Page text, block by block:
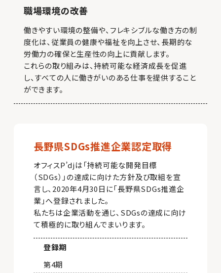
職場環境の改善
働きやすい環境の整備や、フレキシブルな働き方の制
度化は、従業員の健康や福祉を向上させ、長期的な
労働力の確保と生産性の向上に貢献します。
これらの取り組みは、持続可能な経済成長を促進
し、すべての人に働きがいのある仕事を提供すること
ができます。
長野県SDGs推進企業認定取得
オフィスP’djは「持続可能な開発目標
（SDGs）」の達成に向けた方針及び取組を宣
言し、2020年4月30日に「長野県SDGs推進企
業」へ登録されました。
私たちは企業活動を通じ、SDGsの達成に向け
て積極的に取り組んでまいります。
登録期
第4期